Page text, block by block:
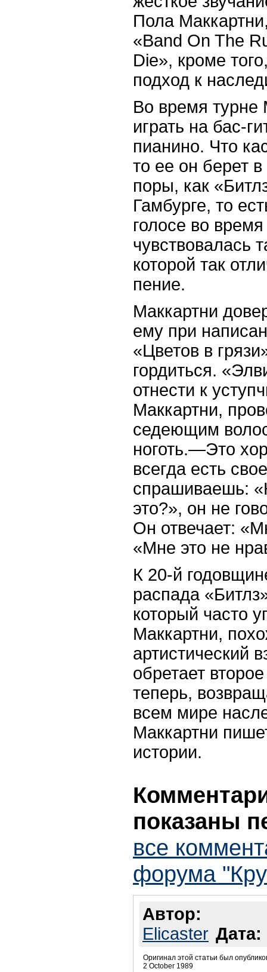
Пола
«Band On The
Die», кроме
подход к
Во время турне
играть на бас-
пианино. Что
то ее он берет
поры, как
Гамбурге, то
голосе во
чувствовалась
которой так
пение.
Маккартни
ему при
«Цветов в
гордиться.
отнести к
Маккартни,
седеющим
ноготь.—Это
всегда есть
спрашиваешь:
это?», он не
Он отвечает:
«Мне это не
К 20-й
распада
который часто
Маккартни,
артистический
обретает
теперь,
всем мире
Маккартни
истории.
показаны
все
форума
Автор:
Elicaster Дата:
Оригинал этой статьи был
2 October 1989